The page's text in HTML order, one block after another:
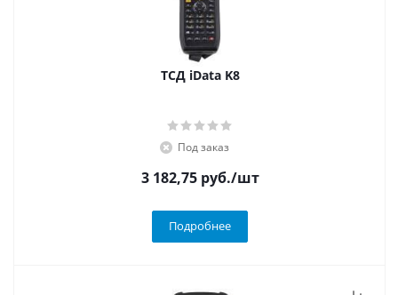
ТСД iData K8
Под заказ
3 182,75руб./шт
Подробнее